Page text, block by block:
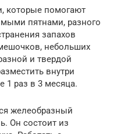
которые помогают
пятнами, разного
запахов
небольших
и твердой
внутри
1 раз в 3 месяца.
желеобразный
Он состоит из